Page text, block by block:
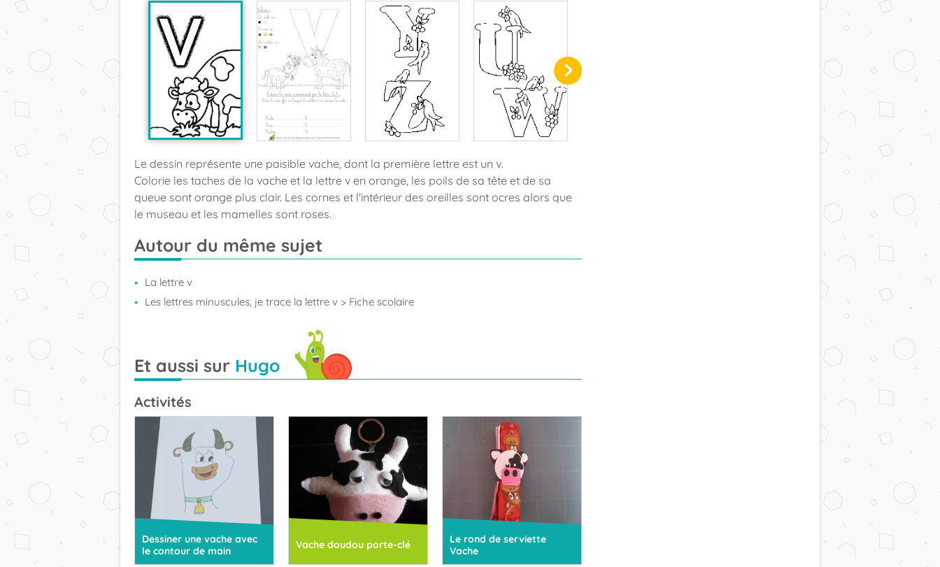
Le dessin représente une paisible vache, dont la première lettre est un v.
Colorie les taches de la vache et la lettre v en orange, les poils de sa tête et de sa
queue sont orange plus clair. Les cornes et l'intérieur des oreilles sont ocres alors que
le museau et les mamelles sont roses.
Autour du même sujet
La lettre v
Les lettres minuscules, je trace la lettre v > Fiche scolaire
Et aussi sur Hugo
Activités
Dessiner une vache avec
le contour de main
Vache doudou porte-clé
Le rond de serviette
Vache